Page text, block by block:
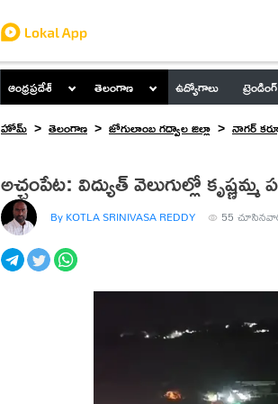
ఆంధ్రప్రదేశ్ తెలంగాణ ఉద్యోగాలు
ట్రెండింగ్
హోమ్
తెలంగాణ జోగులాంబ గద్వాల జిల్లా నాగర్
అచ్చంపేట: విద్యుత్ వెలుగుల్లో కృష్ణమ్మ
By KOTLA SRINIVASA REDDY 55